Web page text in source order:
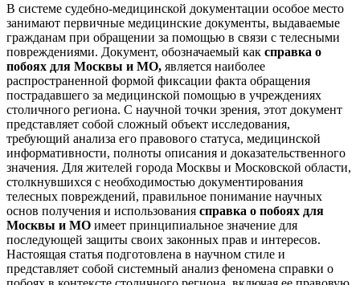
В системе судебно-медицинской документации особое место
занимают первичные медицинские документы, выдаваемые
гражданам при обращении за помощью в связи с телесными
повреждениями. Документ, обозначаемый как справка о
побоях для Москвы и МО, является наиболее
распространенной формой фиксации факта обращения
пострадавшего за медицинской помощью в учреждениях
столичного региона. С научной точки зрения, этот документ
представляет собой сложный объект исследования,
требующий анализа его правового статуса, медицинской
информативности, полноты описания и доказательственного
значения. Для жителей города Москвы и Московской области,
столкнувшихся с необходимостью документирования
телесных повреждений, правильное понимание научных
основ получения и использования справка о побоях для
Москвы и МО имеет принципиальное значение для
последующей защиты своих законных прав и интересов.
Настоящая статья подготовлена в научном стиле и
представляет собой системный анализ феномена справки о